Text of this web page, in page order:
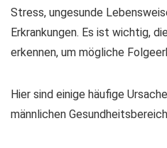
Stress, ungesunde
Erkrankungen. Es ist wichtig,
erkennen, um mögliche
Hier sind einige häufige
männlichen